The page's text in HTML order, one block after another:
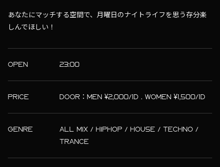
あなたにマッチする空間で、月曜日のナイトライフを思う存分楽
しんでほしい！
OPEN 23:00
PRICE DOOR：MEN ¥2,000/1D . WOMEN ¥1,500/1D
GENRE
ALL MIX / HIPHOP / HOUSE / TECHNO /
TRANCE